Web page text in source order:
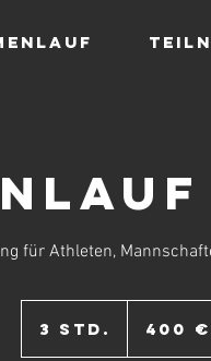
für Athleten,
3 Std. 400 €